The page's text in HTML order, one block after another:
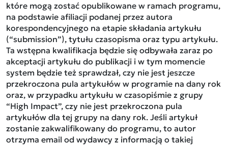
które mogą zostać opublikowane w ramach programu,
na podstawie afiliacji podanej przez autora
korespondencyjnego na etapie składania artykułu
(“submission”), tytułu czasopisma oraz typu artykułu.
Ta wstępna kwalifikacja będzie się odbywała zaraz po
akceptacji artykułu do publikacji i w tym momencie
system będzie też sprawdzał, czy nie jest jeszcze
przekroczona pula artykułów w programie na dany rok
oraz, w przypadku artykułu w czasopiśmie z grupy
“High Impact”, czy nie jest przekroczona pula
artykułów dla tej grupy na dany rok. Jeśli artykuł
zostanie zakwalifikowany do programu, to autor
otrzyma email od wydawcy z informacją o takiej